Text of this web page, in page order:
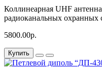
Коллинеарная UHF
радиоканальных охранных
5800.00р.
Купить